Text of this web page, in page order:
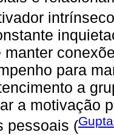
manter
para
a
a motivação
pessoais (